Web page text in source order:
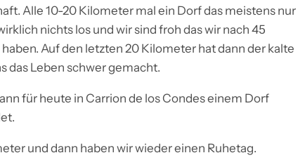
Alle 10-20 Kilometer mal ein Dorf das meistens nur
nichts los und wir sind froh das wir nach 45
Auf den letzten 20 Kilometer hat dann der kalte
das Leben schwer gemacht.
für heute in Carrion de los Condes einem Dorf
und dann haben wir wieder einen Ruhetag.